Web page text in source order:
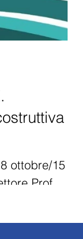
ottobre/15
Prof.